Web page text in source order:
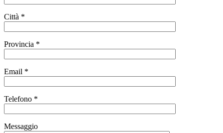
Città *
Provincia *
Email *
Telefono *
Messaggio